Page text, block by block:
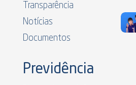
Transparência
Notícias
Documentos
Previdência